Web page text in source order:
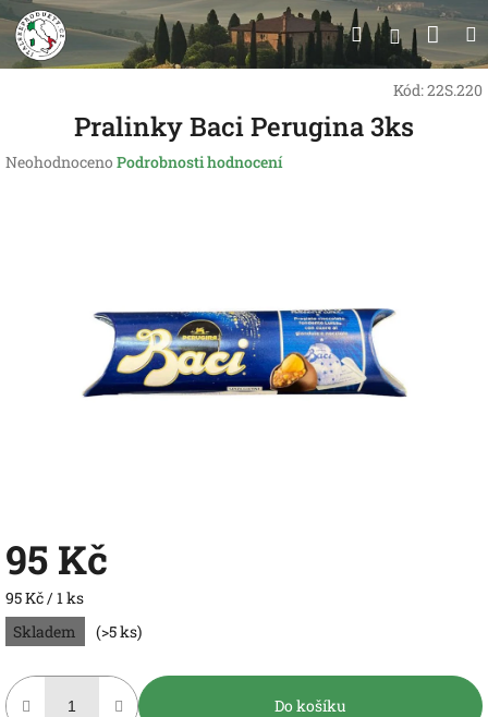
Přejít
na
obsah
Hledat
Kód:22S.220
Pralinky Baci Perugina 3ks
Průměrné
Neohodnoceno Podrobnosti hodnocení
95 Kč
Měrná
cena:
95 Kč / 1 ks
Skladem
(>5 ks)
Do košíku